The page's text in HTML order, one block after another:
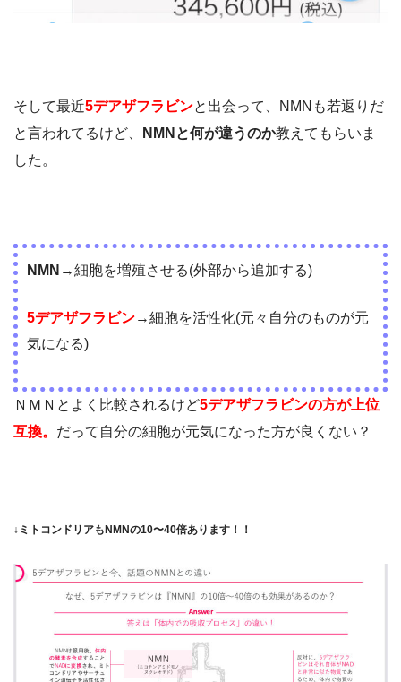
そして最近5デアザフラビンと出会って、NMNも若返りだ
と言われてるけど、
NMNと何が違うのか教えてもらいま
した。
NMN →細胞を増殖させる(外部から追加する)
5デアザフラビン→細胞を活性化(元々自分のものが元
気になる)
ＮＭＮとよく比較されるけど5デアザフラビンの方が上位
互換。 だって自分の細胞が元気になった方が良くない？
↓ミトコンドリアもNMNの10〜40倍あります！！